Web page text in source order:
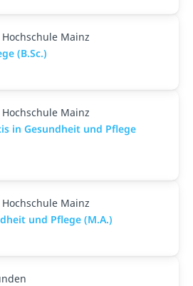
Mainz
(B.Sc.)
Mainz
in Gesundheit und Pflege
Mainz
und Pflege (M.A.)